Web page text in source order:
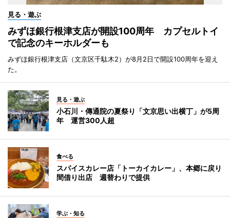
見る・遊ぶ
みずほ銀行根津支店が開設100周年 カプセルトイ
で記念のキーホルダーも
みずほ銀行根津支店（文京区千駄木2）が8月2日で開設100周年を迎え
た。
見る・遊ぶ
小石川・傳通院の夏祭り「文京思い出横丁」が5周
年 運営300人超
食べる
スパイスカレー店「トーカイカレー」、本郷に戻り
間借り出店 週替わりで提供
学ぶ・知る